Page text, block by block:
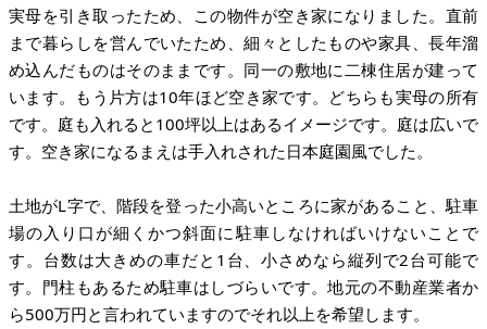
実母を引き取ったため、この物件が空き家になりました。直前
まで暮らしを営んでいたため、細々としたものや家具、長年溜
め込んだものはそのままです。同一の敷地に二棟住居が建って
います。もう片方は10年ほど空き家です。どちらも実母の所有
です。庭も入れると100坪以上はあるイメージです。庭は広いで
す。空き家になるまえは手入れされた日本庭園風でした。
土地がL字で、階段を登った小高いところに家があること、駐車
場の入り口が細くかつ斜面に駐車しなければいけないことで
す。台数は大きめの車だと1台、小さめなら縦列で2台可能で
す。門柱もあるため駐車はしづらいです。地元の不動産業者か
ら500万円と言われていますのでそれ以上を希望します。